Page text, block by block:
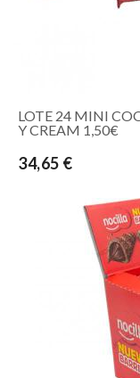
LOTE 24 MINI
Y CREAM 1,50€
34,65 €